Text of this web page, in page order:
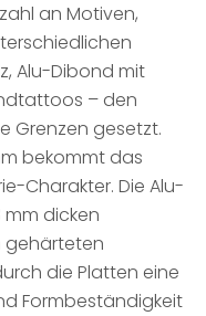
an Motiven,
Alu-Dibond mit
– den
Grenzen gesetzt.
bekommt das
Charakter. Die Alu-
mm dicken
gehärteten
die Platten eine
Formbeständigkeit